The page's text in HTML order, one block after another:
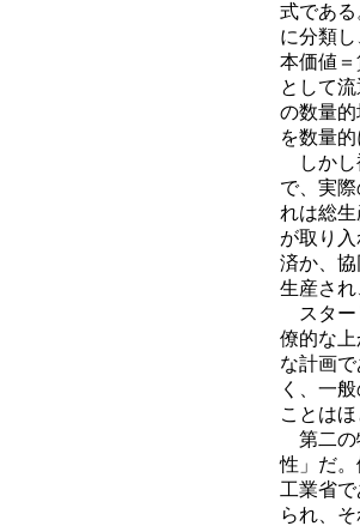
式であ
に分類
本価値
として
の数量
を数量
しかし
で、実
れは総
が取り
済か、
生産さ
スター
僚的な
な計画
く、一
ことはほ
第二の
性」だ
工業省
られ、